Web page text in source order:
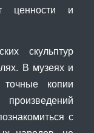
ценности и
скульптур
В музеях и
точные копии
с